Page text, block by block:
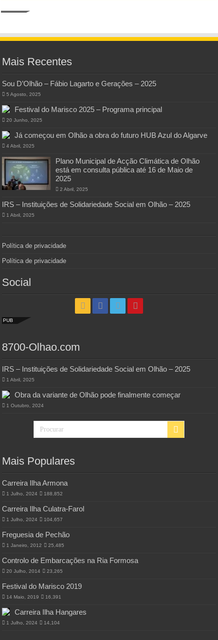
Mais Recentes
Sou D’Olhão – Fábio Lagarto e Gerações – 2025
5 Agosto, 2025
Festival do Marisco 2025 – Programa principal
20 Junho, 2025
Já começou em Olhão a obra do futuro HUB Azul do Algarve
4 Abril, 2025
Plano Municipal de Acção Climática de Olhão
está em consulta pública até 16 de Maio de
2025
2 Abril, 2025
IRS – Instituições de Solidariedade Social em Olhão – 2025
1 Abril, 2025
Política de privacidade
Política de privacidade
Social
PUB
8700-Olhao.com
IRS – Instituições de Solidariedade Social em Olhão – 2025
1 Abril, 2025
Obra da variante de Olhão pode finalmente começar
1 Outubro, 2024
Mais Populares
Carreira Ilha Armona
1 Julho, 2024 188,852
Carreira Ilha Culatra-Farol
1 Julho, 2024 104,657
Freguesia de Pechão
1 Janeiro, 2012 25,485
Controlo de Embarcações na Ria Formosa
20 Julho, 2014 23,265
Festival do Marisco 2019
14 Maio, 2019 16,391
Carreira Ilha Hangares
1 Julho, 2024 14,104